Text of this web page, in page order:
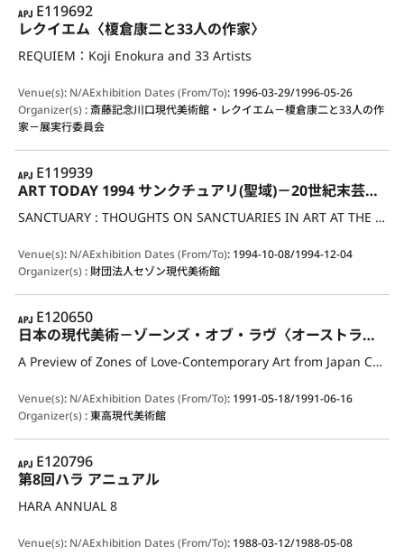
APJ
E119692
レクイエム〈榎倉康二と33人の作家〉
REQUIEM：Koji Enokura and 33 Artists
Venue(s): N/AExhibition Dates (From/To): 1996-03-29/1996-05-26
Organizer(s):斎藤記念川口現代美術館・レクイエム－榎倉康二と33人の作
家－展実行委員会
APJ
E119939
ART TODAY 1994 サンクチュアリ(聖域)－20世紀末芸術における「聖域」をめぐる一考察
SANCTUARY : THOUGHTS ON SANCTUARIES IN ART AT THE END OF THE TWENTIETH CENTURY
Venue(s): N/AExhibition Dates (From/To): 1994-10-08/1994-12-04
Organizer(s): 財団法人セゾン現代美術館
APJ
E120650
日本の現代美術－ゾーンズ・オブ・ラヴ〈オーストラリア・ニュージーランド巡回展〉プレヴュー
A Preview of Zones of Love-Contemporary Art from Japan Catalogue
Venue(s): N/AExhibition Dates (From/To): 1991-05-18/1991-06-16
Organizer(s):東高現代美術館
APJ
E120796
第8回ハラ アニュアル
HARA ANNUAL 8
Venue(s): N/AExhibition Dates (From/To): 1988-03-12/1988-05-08